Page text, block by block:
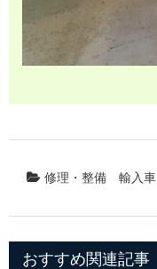
修理・整備 輸入車
おすすめ関連記事